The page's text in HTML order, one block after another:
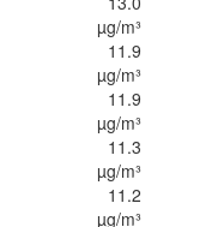
µg/m³
11.9
µg/m³
11.9
µg/m³
11.3
µg/m³
11.2
µg/m³